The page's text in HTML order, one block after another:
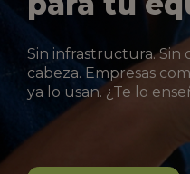
Sin infrastructura. Sin
cabeza. Empresas
ya lo usan. ¿Te lo